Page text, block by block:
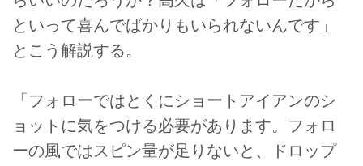
といって喜んでばかりもいられないんです」
とこう解説する。
「フォローではとくにショートアイアンのシ
ョットに気をつける必要があります。フォロ
ーの風ではスピン量が足りないと、ドロップ